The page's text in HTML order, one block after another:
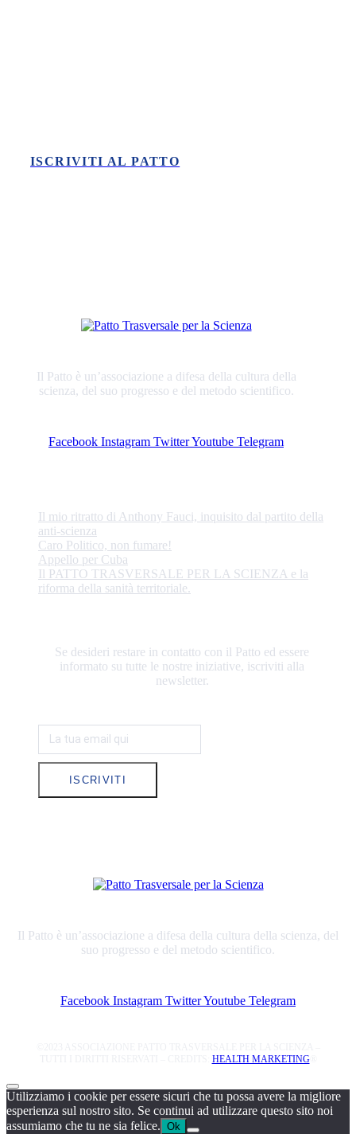
ISCRIVITI AL PATTO
Il Patto è un’associazione a difesa della cultura della
scienza, del suo progresso e del metodo scientifico.
Facebook Instagram TwitterYoutube Telegram
Il mio ritratto di Anthony Fauci, inquisito dal partito della
anti-scienza
Caro Politico, non fumare!
Appello per Cuba
Il PATTO TRASVERSALE PER LA SCIENZA e la
riforma della sanità territoriale.
Se desideri restare in contatto con il Patto ed essere
informato su tutte le nostre iniziative, iscriviti alla
newsletter.
ISCRIVITI
Il Patto è un’associazione a difesa della cultura della scienza, del
suo progresso e del metodo scientifico.
Facebook Instagram TwitterYoutube Telegram
HEALTH MARKETING®
Utilizziamo i cookie per essere sicuri che tu possa avere la migliore
esperienza sul nostro sito. Se continui ad utilizzare questo sito noi
assumiamo che tu ne sia felice. Ok